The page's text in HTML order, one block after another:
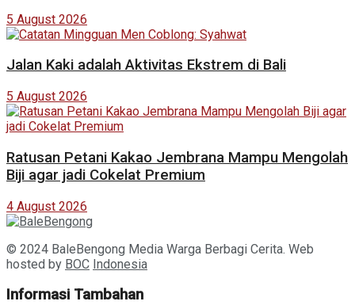
5 August 2026
Jalan Kaki adalah Aktivitas Ekstrem di Bali
5 August 2026
Ratusan Petani Kakao Jembrana Mampu Mengolah
Biji agar jadi Cokelat Premium
4 August 2026
© 2024 BaleBengong Media Warga Berbagi Cerita. Web
hosted by BOC Indonesia
Informasi Tambahan